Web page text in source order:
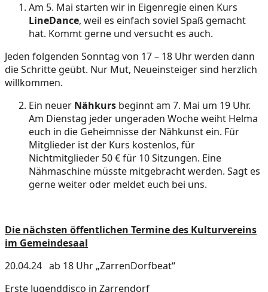
Am 5. Mai starten wir in Eigenregie einen Kurs
LineDance, weil es einfach soviel Spaß gemacht
hat. Kommt gerne und versucht es auch.
Jeden folgenden Sonntag von 17 – 18 Uhr werden dann
die Schritte geübt. Nur Mut, Neueinsteiger sind herzlich
willkommen.
Ein neuer Nähkurs beginnt am 7. Mai um 19 Uhr.
Am Dienstag jeder ungeraden Woche weiht Helma
euch in die Geheimnisse der Nähkunst ein. Für
Mitglieder ist der Kurs kostenlos, für
Nichtmitglieder 50 € für 10 Sitzungen. Eine
Nähmaschine müsste mitgebracht werden. Sagt es
gerne weiter oder meldet euch bei uns.
Die nächsten öffentlichen Termine des Kulturvereins
im Gemeindesaal
20.04.24 ab 18 Uhr „ZarrenDorfbeat“
Erste Jugenddisco in Zarrendorf